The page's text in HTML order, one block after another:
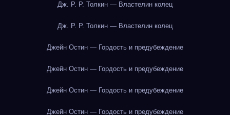
Дж. Р. Р. Толкин — Властелин колец
Дж. Р. Р. Толкин — Властелин колец
Джейн Остин — Гордость и предубеждение
Джейн Остин — Гордость и предубеждение
Джейн Остин — Гордость и предубеждение
Джейн Остин — Гордость и предубеждение